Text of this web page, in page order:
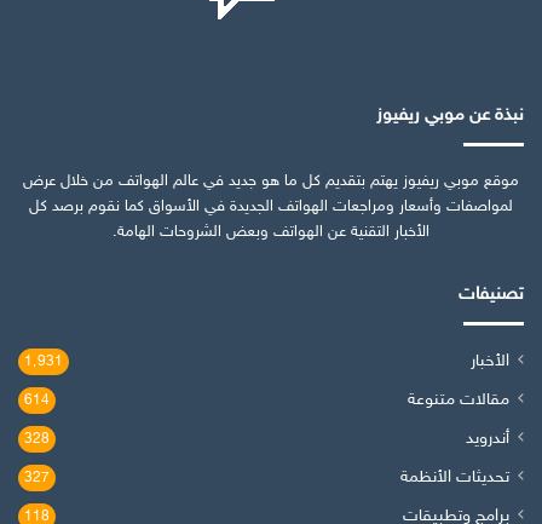
نبذة عن موبي ريفيوز
موقع موبي ريفيوز يهتم بتقديم كل ما هو جديد في عالم الهواتف من خلال عرض
لمواصفات وأسعار ومراجعات الهواتف الجديدة في الأسواق كما نقوم برصد كل
الأخبار التقنية عن الهواتف وبعض الشروحات الهامة.
تصنيفات
الأخبار 1٬931
مقالات متنوعة 614
أندرويد 328
تحديثات الأنظمة 327
برامج وتطبيقات 118